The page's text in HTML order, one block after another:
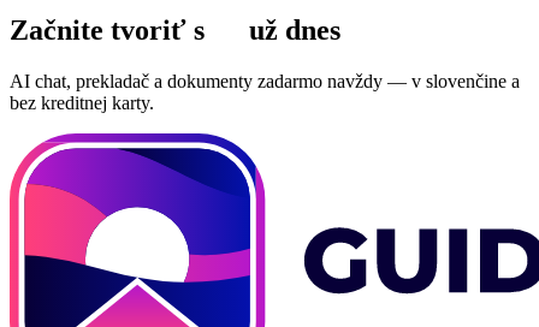
Začnite tvoriť s už dnes
AI chat, prekladač a dokumenty zadarmo navždy — v slovenčine a
bez kreditnej karty.